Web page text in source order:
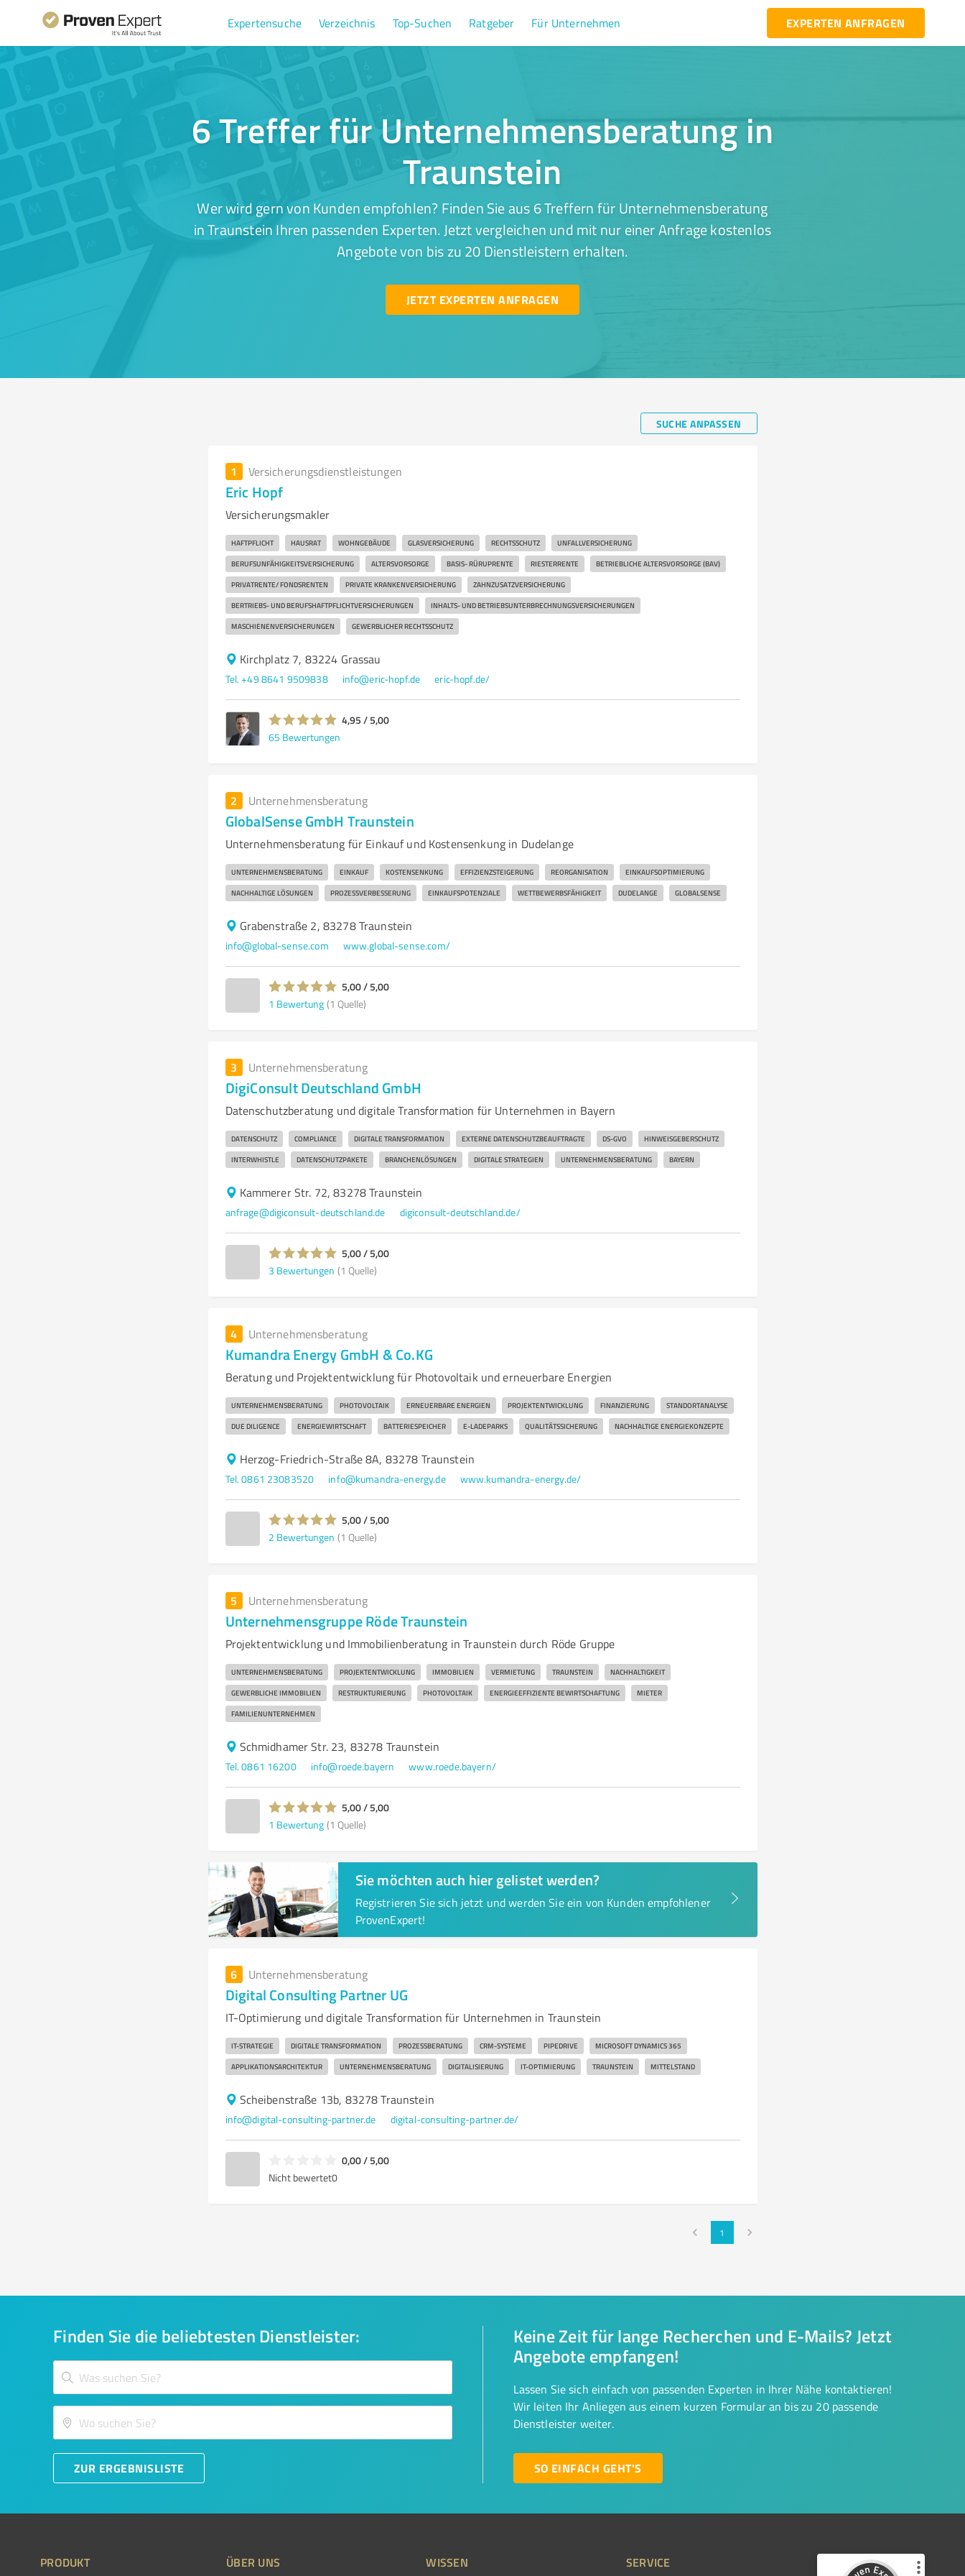
Expertensuche Verzeichnis Top-Suchen Ratgeber Für Unternehmen EXPERTEN ANFRAGEN
6 Treffer für Unternehmensberatung in
Traunstein
Wer wird gern von Kunden empfohlen? Finden Sie aus 6 Treffern für Unternehmensberatung
in Traunstein Ihren passenden Experten. Jetzt vergleichen und mit nur einer Anfrage kostenlos
Angebote von bis zu 20 Dienstleistern erhalten.
JETZT EXPERTEN ANFRAGEN
SUCHE ANPASSEN
1 Versicherungsdienstleistungen
Eric Hopf
Versicherungsmakler
HAFTPFLICHT HAUSRAT WOHNGEBÄUDE GLASVERSICHERUNG RECHTSSCHUTZ UNFALLVERSICHERUNG
BERUFSUNFÄHIGKEITSVERSICHERUNG ALTERSVORSORGE BASIS- RÜRUPRENTE RIESTERRENTE BETRIEBLICHE ALTERSVORSORGE (BAV)
PRIVATRENTE/ FONDSRENTEN PRIVATE KRANKENVERSICHERUNG ZAHNZUSATZVERSICHERUNG
BERTRIEBS- UND BERUFSHAFTPFLICHTVERSICHERUNGEN INHALTS- UND BETRIEBSUNTERBRECHNUNGSVERSICHERUNGEN
MASCHIENENVERSICHERUNGEN GEWERBLICHER RECHTSSCHUTZ
Kirchplatz 7, 83224 Grassau
Tel. +49 8641 9509838 info@eric-hopf.de eric-hopf.de/
4,95 / 5,00
65 Bewertungen
2 Unternehmensberatung
GlobalSense GmbH Traunstein
Unternehmensberatung für Einkauf und Kostensenkung in Dudelange
UNTERNEHMENSBERATUNG EINKAUF KOSTENSENKUNG EFFIZIENZSTEIGERUNG REORGANISATION EINKAUFSOPTIMIERUNG
NACHHALTIGE LÖSUNGEN PROZESSVERBESSERUNG EINKAUFSPOTENZIALE WETTBEWERBSFÄHIGKEIT DUDELANGE GLOBALSENSE
Grabenstraße 2, 83278 Traunstein
info@global-sense.com www.global-sense.com/
5,00 / 5,00
1 Bewertung (1 Quelle)
3 Unternehmensberatung
DigiConsult Deutschland GmbH
Datenschutzberatung und digitale Transformation für Unternehmen in Bayern
DATENSCHUTZ COMPLIANCE DIGITALE TRANSFORMATION EXTERNE DATENSCHUTZBEAUFTRAGTE DS-GVO HINWEISGEBERSCHUTZ
INTERWHISTLE DATENSCHUTZPAKETE BRANCHENLÖSUNGEN DIGITALE STRATEGIEN UNTERNEHMENSBERATUNG BAYERN
Kammerer Str. 72, 83278 Traunstein
anfrage@digiconsult-deutschland.de digiconsult-deutschland.de/
5,00 / 5,00
3 Bewertungen (1 Quelle)
4 Unternehmensberatung
Kumandra Energy GmbH & Co.KG
Beratung und Projektentwicklung für Photovoltaik und erneuerbare Energien
UNTERNEHMENSBERATUNG PHOTOVOLTAIK ERNEUERBARE ENERGIEN PROJEKTENTWICKLUNG FINANZIERUNG STANDORTANALYSE
DUE DILIGENCE ENERGIEWIRTSCHAFT BATTERIESPEICHER E-LADEPARKS QUALITÄTSSICHERUNG NACHHALTIGE ENERGIEKONZEPTE
Herzog-Friedrich-Straße 8A, 83278 Traunstein
Tel. 0861 23083520 info@kumandra-energy.de www.kumandra-energy.de/
5,00 / 5,00
2 Bewertungen (1 Quelle)
5 Unternehmensberatung
Unternehmensgruppe Röde Traunstein
Projektentwicklung und Immobilienberatung in Traunstein durch Röde Gruppe
UNTERNEHMENSBERATUNG PROJEKTENTWICKLUNG IMMOBILIEN VERMIETUNG TRAUNSTEIN NACHHALTIGKEIT
GEWERBLICHE IMMOBILIEN RESTRUKTURIERUNG PHOTOVOLTAIK ENERGIEEFFIZIENTE BEWIRTSCHAFTUNG MIETER
FAMILIENUNTERNEHMEN
Schmidhamer Str. 23, 83278 Traunstein
Tel. 0861 16200 info@roede.bayern www.roede.bayern/
5,00 / 5,00
1 Bewertung (1 Quelle)
Sie möchten auch hier gelistet werden?
Registrieren Sie sich jetzt und werden Sie ein von Kunden empfohlener
ProvenExpert!
6 Unternehmensberatung
Digital Consulting Partner UG
IT-Optimierung und digitale Transformation für Unternehmen in Traunstein
IT-STRATEGIE DIGITALE TRANSFORMATION PROZESSBERATUNG CRM-SYSTEME PIPEDRIVE MICROSOFT DYNAMICS 365
APPLIKATIONSARCHITEKTUR UNTERNEHMENSBERATUNG DIGITALISIERUNG IT-OPTIMIERUNG TRAUNSTEIN MITTELSTAND
Scheibenstraße 13b, 83278 Traunstein
info@digital-consulting-partner.de digital-consulting-partner.de/
0,00 / 5,00
Nicht bewertet0
1
Finden Sie die beliebtesten Dienstleister:
ZUR ERGEBNISLISTE
Keine Zeit für lange Recherchen und E-Mails? Jetzt
Angebote empfangen!
Lassen Sie sich einfach von passenden Experten in Ihrer Nähe kontaktieren!
Wir leiten Ihr Anliegen aus einem kurzen Formular an bis zu 20 passende
Dienstleister weiter.
SO EINFACH GEHT'S
PRODUKT ÜBER UNS WISSEN SERVICE